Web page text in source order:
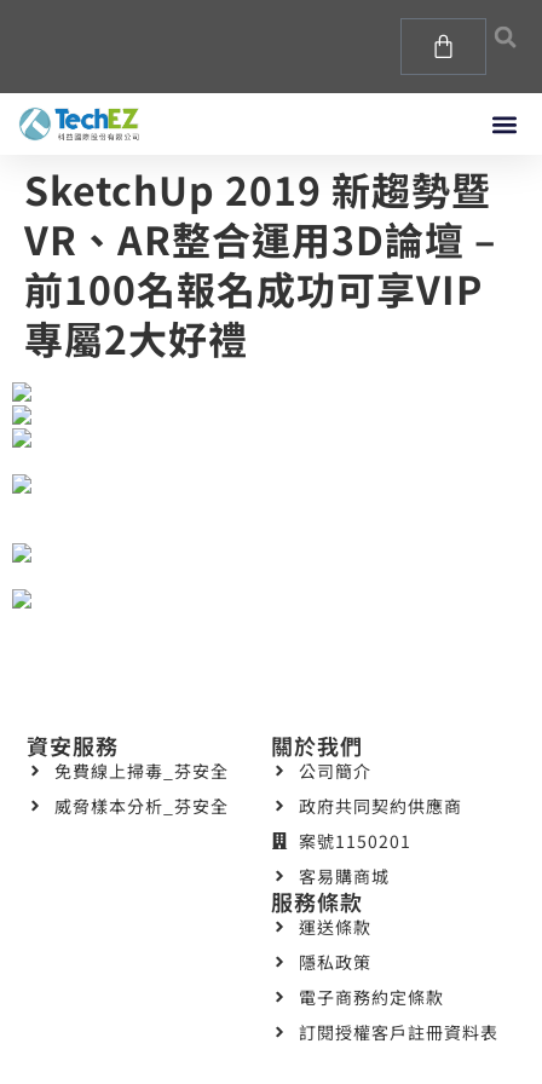
SketchUp 2019 新趨勢暨
VR、AR整合運用3D論壇 –
前100名報名成功可享VIP
專屬2大好禮
關於我們
公司簡介
政府共同契約供應商
案號1150201
客易購商城
資安服務
免費線上掃毒_芬安全
威脅樣本分析_芬安全
服務條款
運送條款
隱私政策
電子商務約定條款
訂閱授權客戶註冊資料表